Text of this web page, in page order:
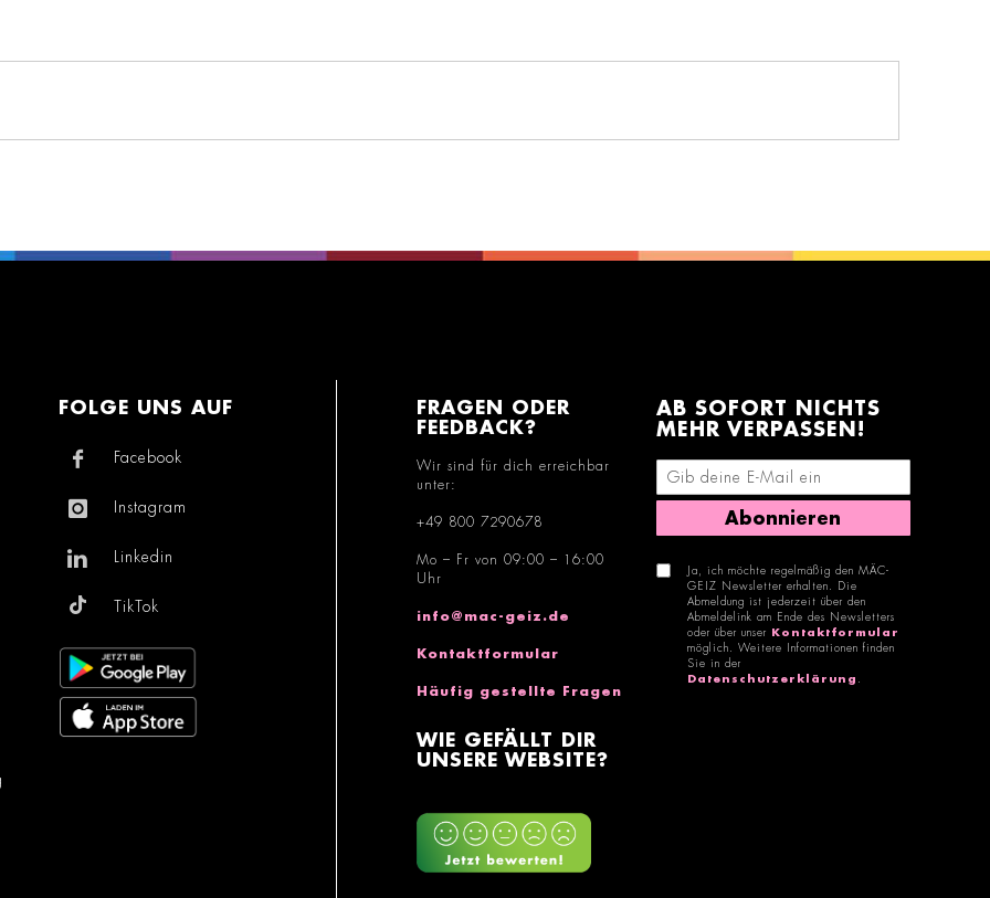
FOLGE UNS AUF
Facebook
Instagram
Linkedin
TikTok
FRAGEN ODER
FEEDBACK?
Wir sind für dich erreichbar
unter:
+49 800 7290678
Mo – Fr von 09:00 – 16:00
Uhr
info@mac-geiz.de
Kontaktformular
Häufig gestellte Fragen
WIE GEFÄLLT DIR
UNSERE WEBSITE?
AB SOFORT NICHTS
MEHR VERPASSEN!
E-Mail-Adresse eingeben
Abonnieren
Ja, ich möchte regelmäßig den MÄC-
GEIZ Newsletter erhalten. Die
Abmeldung ist jederzeit über den
Abmeldelink am Ende des Newsletters
oder über unser
Kontaktformular
möglich. Weitere Informationen finden
Sie in der
Datenschutzerklärung .